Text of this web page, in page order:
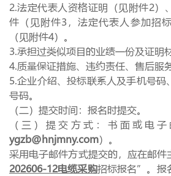
2.法定代表人资格证明（见附件2）
件（见附件3，法定代表人参加招
（见附件4）。
3.承担过类似项目的业绩一份及证明材
4.质量保证措施、违约责任、售后服
5.企业介绍、投标联系人及手机号码
号码。
（二）提交时间：报名时提交。
（三）提交方式：书面或电
ygzb@hnjmny.com）。
采用电子邮件方式提交的，应在邮
202606-12电缆采购招标报名”。报